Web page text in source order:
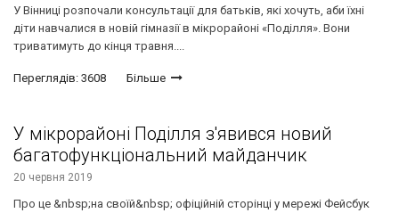
У Вінниці розпочали консультації для батьків, які хочуть, аби їхні
діти навчалися в новій гімназії в мікрорайоні «Поділля». Вони
триватимуть до кінця травня....
Переглядів: 3608 Більше
У мікрорайоні Поділля з'явився новий
багатофункціональний майданчик
20 червня 2019
Про це &nbsp;на своїй&nbsp; офіційній сторінці у мережі Фейсбук